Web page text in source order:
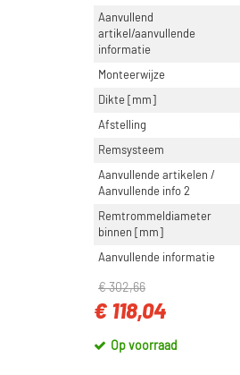
Aanvullend
artikel/aanvullende
informatie
Monteerwijze
Dikte [mm]
Afstelling
Remsysteem
Aanvullende artikelen /
Aanvullende info 2
Remtrommeldiameter
binnen [mm]
Aanvullende informatie
€ 302,66
€ 118,04
Op voorraad